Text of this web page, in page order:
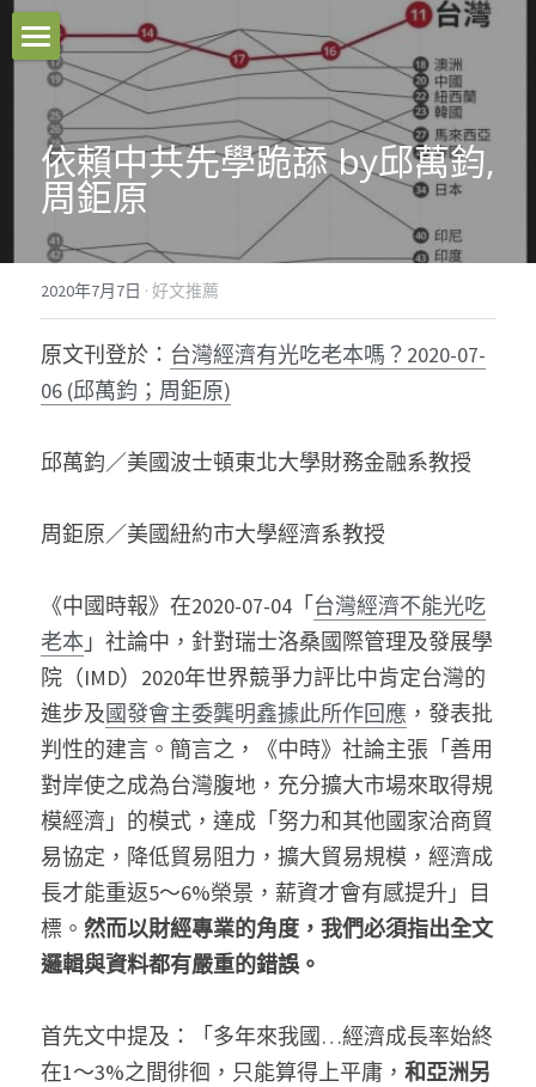
本站原創
好文推薦
影音分享
關於我們
臉書粉專
聯絡我們
Facebook
依賴中共先學跪舔 by邱萬鈞,
周鉅原
2020年7月7日 · 好文推薦
原文刊登於： 台灣經濟有光吃老本嗎？2020-07-
06 (邱萬鈞；周鉅原)
邱萬鈞／美國波士頓東北大學財務金融系教授
周鉅原／美國紐約市大學經濟系教授
《中國時報》在2020-07-04「台灣經濟不能光吃
老本 」社論中，針對瑞士洛桑國際管理及發展學
院（IMD）2020年世界競爭力評比中肯定台灣的
進步及國發會主委龔明鑫據此所作回應 ，發表批
判性的建言。簡言之，《中時》社論主張「善用
對岸使之成為台灣腹地，充分擴大市場來取得規
模經濟」的模式，達成「努力和其他國家洽商貿
易協定，降低貿易阻力，擴大貿易規模，經濟成
長才能重返5～6%榮景，薪資才會有感提升」目
標。 然而以財經專業的角度，我們必須指出全文
邏輯與資料都有嚴重的錯誤。
首先文中提及：「多年來我國…經濟成長率始終
在1～3%之間徘徊，只能算得上平庸， 和亞洲另